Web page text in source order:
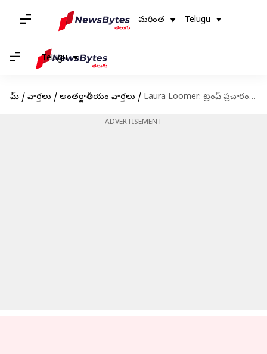
మరింత Telugu
Telugu
హోమ్ / వార్తలు / అంతర్జాతీయం వార్తలు / Laura Loomer: ట్రంప్ ప్రచారంలో వినిపిస్తున్న లారా లూమర్ పేరు.. ఈమె ఎవరు..?
ADVERTISEMENT